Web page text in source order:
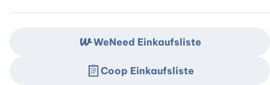
WeNeed Einkaufsliste
Coop Einkaufsliste